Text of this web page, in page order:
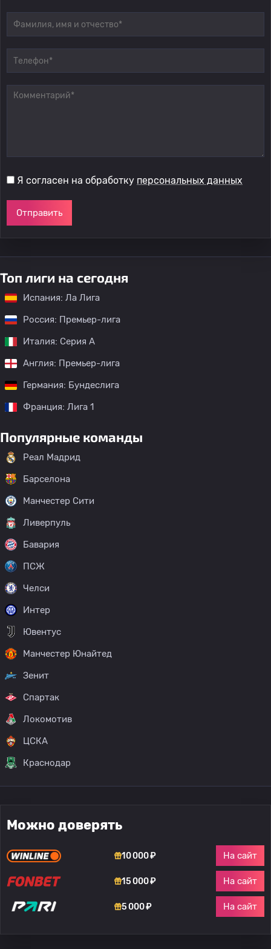
Я согласен на обработку персональных данных
Отправить
Топ лиги на сегодня
Испания: Ла Лига
Россия: Премьер-лига
Италия: Серия А
Англия: Премьер-лига
Германия: Бундеслига
Франция: Лига 1
Популярные команды
Реал Мадрид
Барселона
Манчестер Сити
Ливерпуль
Бавария
ПСЖ
Челси
Интер
Ювентус
Манчестер Юнайтед
Зенит
Спартак
Локомотив
ЦСКА
Краснодар
Можно доверять
10 000 ₽ На сайт
15 000 ₽ На сайт
5 000 ₽ На сайт